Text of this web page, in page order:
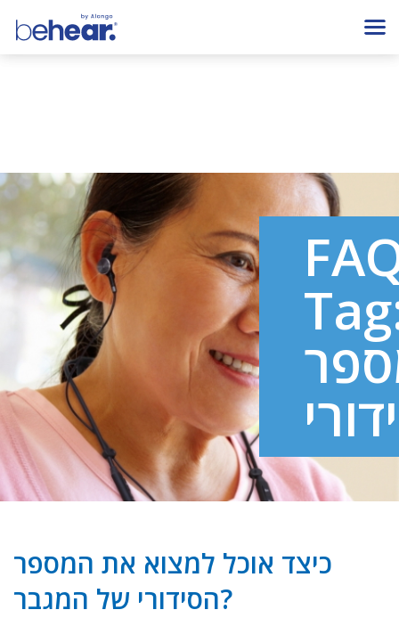
כיצד אוכל למצוא את המספר
הסידורי של המגבר?